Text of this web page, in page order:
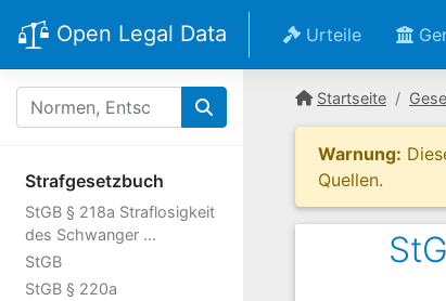
Open Legal Data Urteile
Strafgesetzbuch
StGB § 218a Straflosigkeit
des Schwanger ...
StGB
StGB § 220a
Startseite
Warnung:
Quellen.